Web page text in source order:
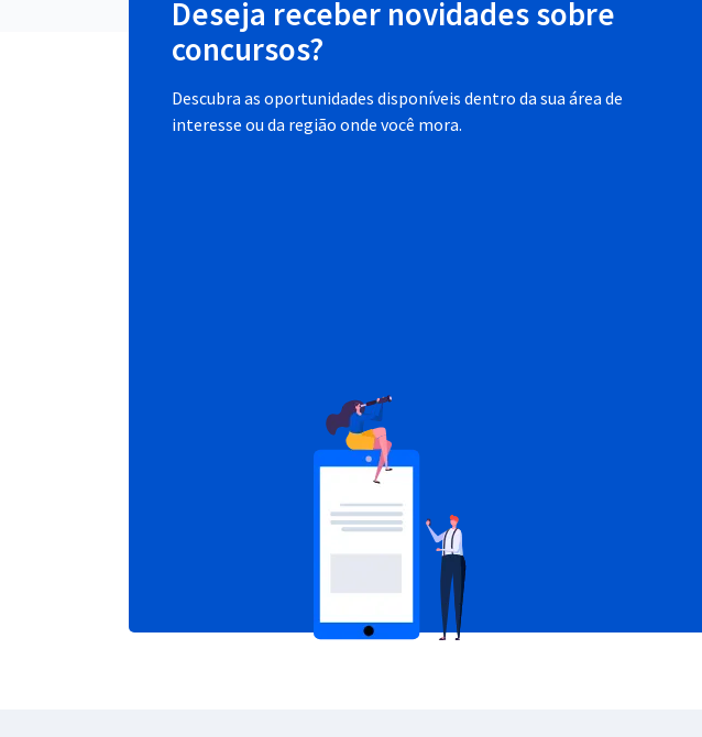
Deseja receber novidades sobre
concursos?
Descubra as oportunidades disponíveis dentro da sua área de
interesse ou da região onde você mora.